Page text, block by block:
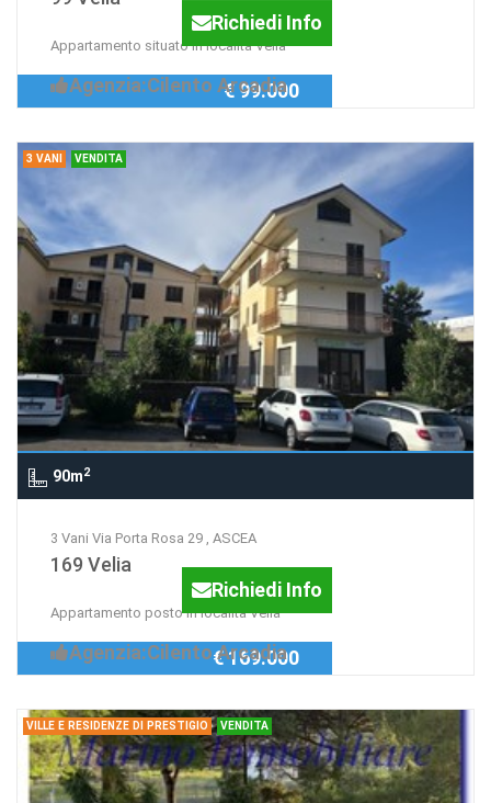
Appartamento situato in località Velia
Richiedi Info
Agenzia:Cilento Arcadia
€ 99.000
3 VANI VENDITA
90m2
3 Vani Via Porta Rosa 29 , ASCEA
169 Velia
Appartamento posto in località Velia
Richiedi Info
Agenzia:Cilento Arcadia
€ 169.000
VILLE E RESIDENZE DI PRESTIGIO VENDITA